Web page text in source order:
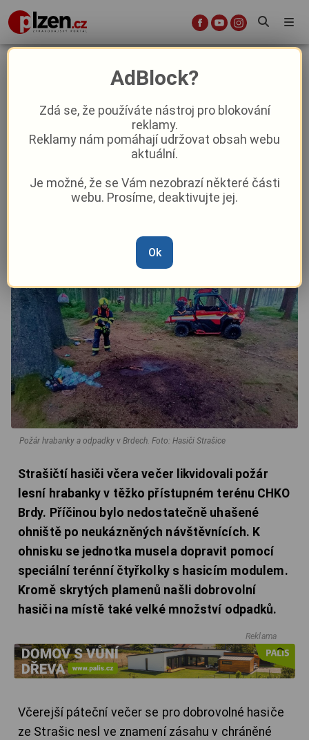
Nezodpovědní turisté v Brdech:
Nedohašené ohniště zapálilo lesní
hrabanku u Strašic, hasiči našli i
hromadu odpadků
Pavel Žižka–4. 7. | 08:43
Požár hrabanky a odpadky v Brdech. Foto: Hasiči Strašice
Strašičtí hasiči včera večer likvidovali požár
lesní hrabanky v těžko přístupném terénu CHKO
Brdy. Příčinou bylo nedostatečně uhašené
ohniště po neukázněných návštěvnících. K
ohnisku se jednotka musela dopravit pomocí
speciální terénní čtyřkolky s hasicím modulem.
Kromě skrytých plamenů našli dobrovolní
hasiči na místě také velké množství odpadků.
Reklama
Včerejší páteční večer se pro dobrovolné hasiče
ze Strašic nesl ve znamení zásahu v chráněné
AdBlock?
Zdá se, že používáte nástroj pro blokování
reklamy.
Reklamy nám pomáhají udržovat obsah webu
aktuální.
Je možné, že se Vám nezobrazí některé části
webu. Prosíme, deaktivujte jej.
Ok